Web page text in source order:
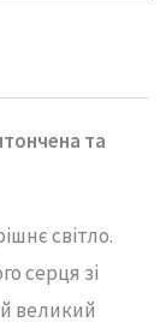
та
світло.
серця зі
великий